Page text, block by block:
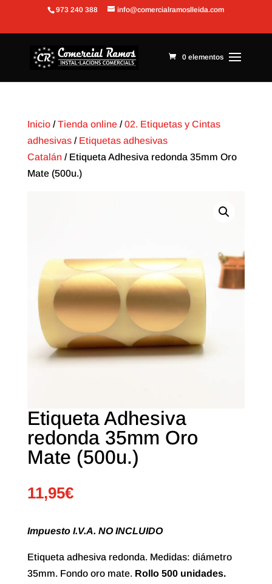
Abrir barra de herramientas
973 240 388 info@comercialramoslleida.com
0 elementos
Inicio/Tienda online/02. Etiquetas y Cintas
adhesivas/ Etiquetas adhesivas
Catalán/ Etiqueta Adhesiva redonda 35mm Oro
Mate (500u.)
Etiqueta Adhesiva
redonda 35mm Oro
Mate (500u.)
11,95€
Impuesto I.V.A. NO INCLUIDO
Etiqueta adhesiva redonda. Medidas: diámetro
35mm. Fondo oro mate.Rollo 500 unidades.